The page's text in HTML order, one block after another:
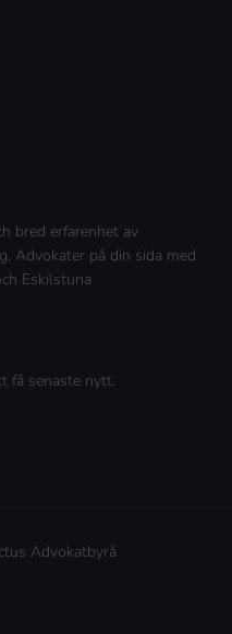
bred erfarenhet av
Advokater på din sida med
Eskilstuna
få senaste nytt.
Advokatbyrå